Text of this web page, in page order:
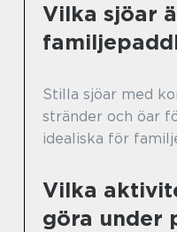
Vilka sjöar
Stilla sjöar med
stränder och öar
idealiska för
Vilka
göra under